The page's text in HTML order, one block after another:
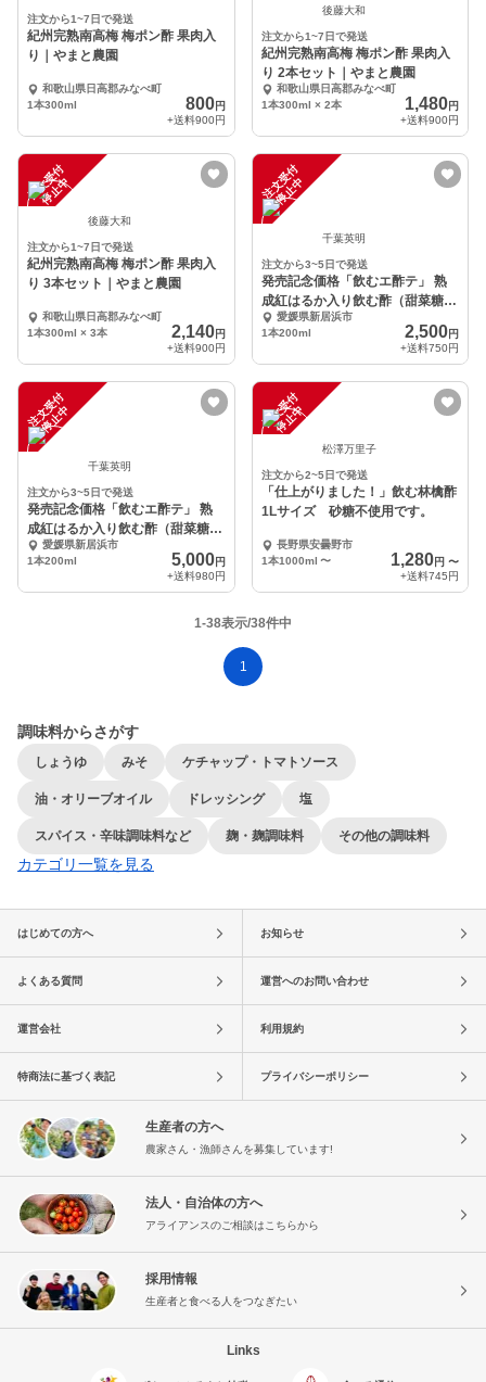
注文から1~7日で発送
紀州完熟南高梅 梅ポン酢 果肉入
り｜やまと農園
和歌山県日高郡みなべ町
1本300ml
800円
+送料900円
後藤大和
注文から1~7日で発送
紀州完熟南高梅 梅ポン酢 果肉入
り 2本セット｜やまと農園
和歌山県日高郡みなべ町
1本300ml × 2本
1,480円
+送料900円
注
文
受
付
停
止
中
後藤大和
注文から1~7日で発送
紀州完熟南高梅 梅ポン酢 果肉入
り 3本セット｜やまと農園
和歌山県日高郡みなべ町
1本300ml × 3本
2,140円
+送料900円
注
文
受
付
停
止
中
千葉英明
注文から3~5日で発送
発売記念価格「飲むエ酢テ」 熟
成紅はるか入り飲む酢（甜菜糖/
蜂蜜）2本セット
愛媛県新居浜市
1本200ml
2,500円
+送料750円
注
文
受
付
停
止
中
千葉英明
注文から3~5日で発送
発売記念価格「飲むエ酢テ」 熟
成紅はるか入り飲む酢（甜菜糖2
本/蜂蜜2本）4本入
愛媛県新居浜市
1本200ml
5,000円
+送料980円
注
文
受
付
停
止
中
松澤万里子
注文から2~5日で発送
「仕上がりました！」飲む林檎酢
1Lサイズ 砂糖不使用です。
長野県安曇野市
1本1000ml 〜 1,280円 〜
+送料745円
1-38表示/38件中
1
調味料からさがす
しょうゆ みそ ケチャップ・トマトソース
油・オリーブオイル ドレッシング 塩
スパイス・辛味調味料など 麹・麹調味料 その他の調味料
カテゴリ一覧を見る
はじめての方へ お知らせ
よくある質問 運営へのお問い合わせ
運営会社 利用規約
特商法に基づく表記 プライバシーポリシー
生産者の方へ
農家さん・漁師さんを募集しています!
法人・自治体の方へ
アライアンスのご相談はこちらから
採用情報
生産者と食べる人をつなぎたい
Links